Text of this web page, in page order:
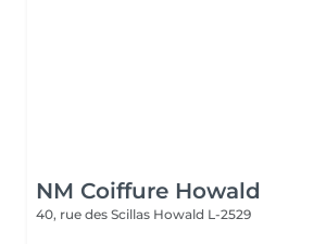
NM Coiffure Howald
40, rue des Scillas Howald L-2529